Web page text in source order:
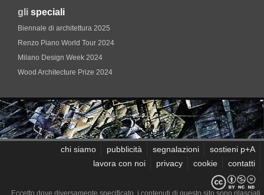
gli speciali
Biennale di architettura 2025
Renzo Piano World Tour 2024
Milano Design Week 2024
Wood Architecture Prize 2024
chi siamo pubblicità segnalazioni
sostieni p+A
lavora con noi
privacy cookie contatti
Eccetto dove diversamente specificato, i contenuti di questo sito sono rilasciati